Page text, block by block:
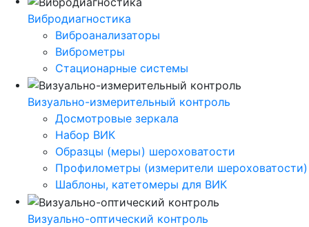
Вибродиагностика
Виброанализаторы
Виброметры
Стационарные системы
Визуально-измерительный контроль
Досмотровые зеркала
Набор ВИК
Образцы (меры) шероховатости
Профилометры (измерители шероховатости)
Шаблоны, катетомеры для ВИК
Визуально-оптический контроль